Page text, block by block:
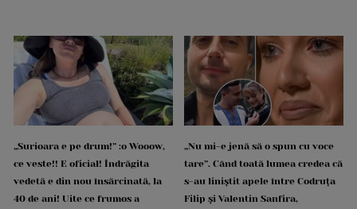
„Surioara e pe drum!” :o Wooow,
ce veste!! E oficial! Îndrăgita
vedetă e din nou însărcinată, la
40 de ani! Uite ce frumos a
„Nu mi-e jenă să o spun cu voce
tare”. Când toată lumea credea că
s-au liniștit apele între Codruța
Filip și Valentin Sanfira,